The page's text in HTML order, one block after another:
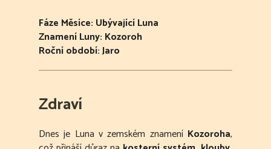
Fáze Měsíce: Ubývající Luna
Znamení Luny: Kozoroh
Roční období: Jaro
Zdraví
Dnes je Luna v zemském znamení Kozoroha,